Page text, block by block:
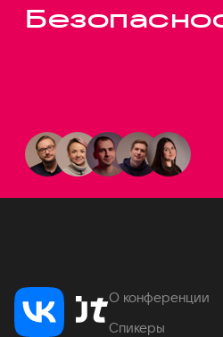
О конференции
Спикеры